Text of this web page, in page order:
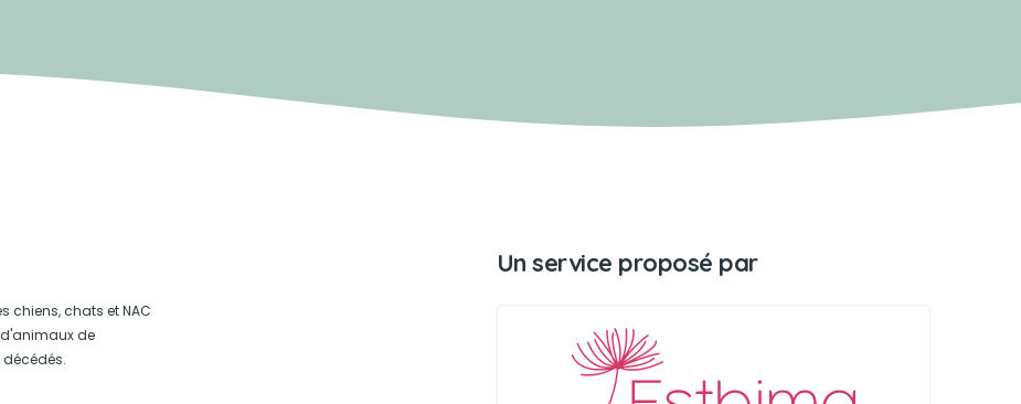
chiens, chats et NAC
d'animaux de
Un service proposé par